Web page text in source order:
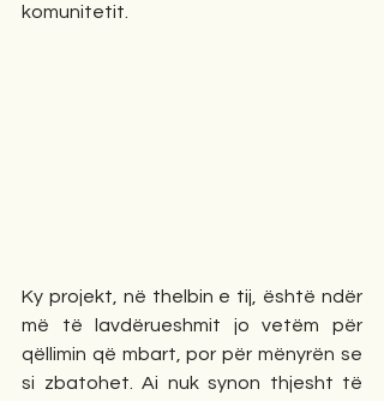
komunitetit.
Ky projekt, në thelbin e tij, është ndër
më të lavdërueshmit jo vetëm për
qëllimin që mbart, por për mënyrën se
si zbatohet. Ai nuk synon thjesht të